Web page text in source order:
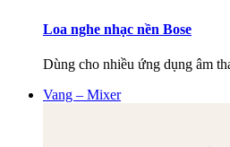
Loa nghe nhạc nền Bose
Dùng cho nhiều ứng dụng âm
Vang – Mixer